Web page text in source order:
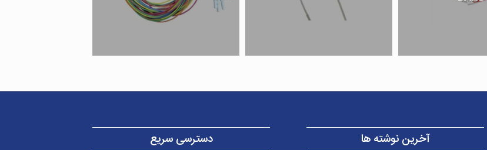
آخرین نوشته ها دسترسی سریع